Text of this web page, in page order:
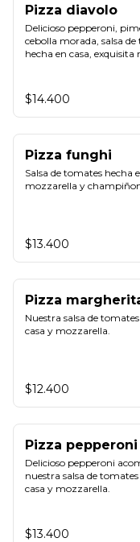
Pizza diavolo
Delicioso pepperoni,
cebolla morada, salsa
hecha en casa,
$14.400
Pizza funghi
Salsa de tomates hecha
mozzarella y
$13.400
Pizza
Nuestra salsa de
casa y mozzarella.
$12.400
Pizza pepperoni
Delicioso pepperoni
nuestra salsa de
casa y mozzarella.
$13.400